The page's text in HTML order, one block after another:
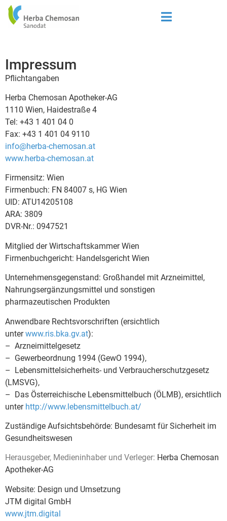
Impressum
Pflichtangaben
Herba Chemosan Apotheker-AG
1110 Wien, Haidestraße 4
Tel: +43 1 401 04 0
Fax: +43 1 401 04 9110
info@herba-chemosan.at
www.herba-chemosan.at
Firmensitz: Wien
Firmenbuch: FN 84007 s, HG Wien
UID: ATU14205108
ARA: 3809
DVR-Nr.: 0947521
Mitglied der Wirtschaftskammer Wien
Firmenbuchgericht: Handelsgericht Wien
Unternehmensgegenstand: Großhandel mit Arzneimittel,
Nahrungsergänzungsmittel und sonstigen
pharmazeutischen Produkten
Anwendbare Rechtsvorschriften (ersichtlich
unterwww.ris.bka.gv.at):
– Arzneimittelgesetz
– Gewerbeordnung 1994 (GewO 1994),
– Lebensmittelsicherheits- und Verbraucherschutzgesetz
(LMSVG),
– Das Österreichische Lebensmittelbuch (ÖLMB), ersichtlich
unter http://www.lebensmittelbuch.at/
Zuständige Aufsichtsbehörde: Bundesamt für Sicherheit im
Gesundheitswesen
Herausgeber, Medieninhaber und Verleger: Herba Chemosan
Apotheker-AG
Website: Design und Umsetzung
JTM digital GmbH
www.jtm.digital